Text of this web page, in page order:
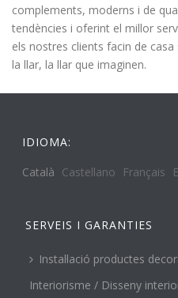
complements, moderns i de
tendències i oferint el millor
els nostres clients facin de
la llar, la llar que imaginen.
IDIOMA:
Català Castellano Français
SERVEIS I GARANTIES
Instal·lació productes
Interiorisme / Disseny